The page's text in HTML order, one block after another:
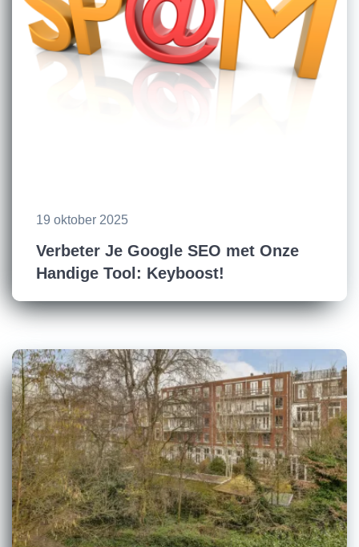
19 oktober 2025
Verbeter Je Google SEO met Onze
Handige Tool: Keyboost!